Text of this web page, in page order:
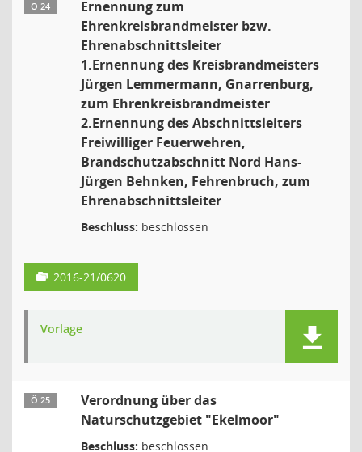
Ö 24
Ernennung zum
Ehrenkreisbrandmeister bzw.
Ehrenabschnittsleiter
1.Ernennung des Kreisbrandmeisters
Jürgen Lemmermann, Gnarrenburg,
zum Ehrenkreisbrandmeister
2.Ernennung des Abschnittsleiters
Freiwilliger Feuerwehren,
Brandschutzabschnitt Nord Hans-
Jürgen Behnken, Fehrenbruch, zum
Ehrenabschnittsleiter
Beschluss: beschlossen
2016-21/0620
Vorlage
Ö 25
Verordnung über das
Naturschutzgebiet "Ekelmoor"
Beschluss: beschlossen